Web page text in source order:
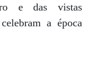
e das vistas
a época